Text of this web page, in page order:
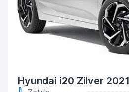
Hyundai i20 Zilver 2021